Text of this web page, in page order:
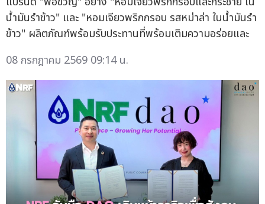
น้ำมันรำข้าว" และ "หอมเจียวพริกกรอบ รสหม่าล่า ในน้ำมันรำ
ข้าว" ผลิตภัณฑ์พร้อมรับประทานที่พร้อมเติมความอร่อยและ
08 กรกฎาคม 2569 09:14 น.